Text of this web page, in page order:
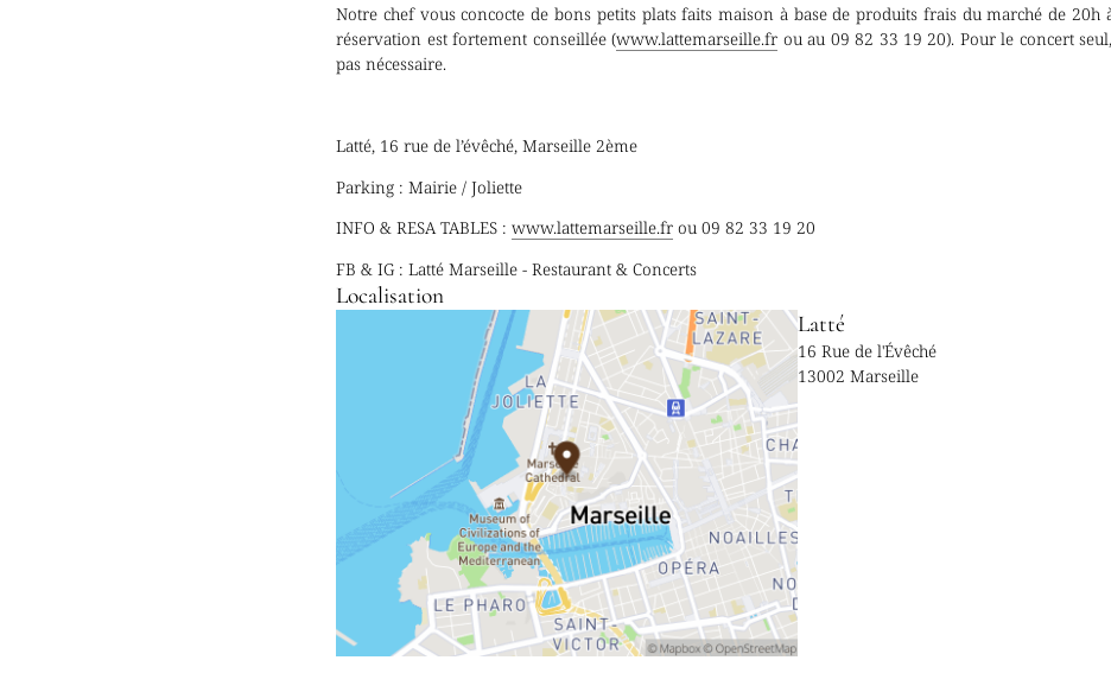
Notre chef vous concocte de bons petits plats faits maison à base de produits frais du marché de 20h
réservation est fortement conseillée (www.lattemarseille.fr ou au 09 82 33 19 20). Pour le concert
pas nécessaire.
Latté, 16 rue de l’évêché, Marseille 2ème
Parking : Mairie / Joliette
INFO & RESA TABLES :www.lattemarseille.fr ou 09 82 33 19 20
FB & IG : Latté Marseille - Restaurant & Concerts
Localisation
Latté
16 Rue de l'Évêché
13002 Marseille